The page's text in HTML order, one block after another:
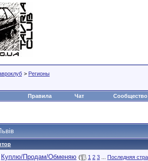
> Регионы
Правила Чат Сообщество
Куплю/Продам/Обменяю ( 1 2 3
Последняя